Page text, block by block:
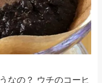
なの？ ウチのコーヒ